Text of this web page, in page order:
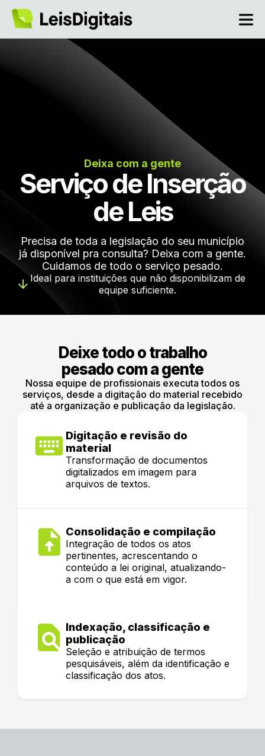
Deixa com a gente
Serviço de Inserção
de Leis
Precisa de toda a legislação do seu município
já disponível pra consulta? Deixa com a gente.
Cuidamos de todo o serviço pesado.
Ideal para instituições que não disponibilizam de
equipe suficiente.
Deixe todo o trabalho
pesado com a gente
Nossa equipe de profissionais executa todos os
serviços, desde a digitação do material recebido
até a organização e publicação da legislação.
Digitação e revisão do
material
Transformação de documentos
digitalizados em imagem para
arquivos de textos.
Consolidação e compilação
Integração de todos os atos
pertinentes, acrescentando o
conteúdo a lei original, atualizando-
a com o que está em vigor.
Indexação, classificação e
publicação
Seleção e atribuição de termos
pesquisáveis, além da identificação e
classificação dos atos.